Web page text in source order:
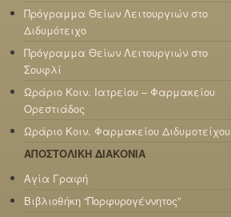
Πρόγραμμα Θείων Λειτουργιών στο
Διδυμότειχο
Πρόγραμμα Θείων Λειτουργιών στο
Σουφλί
Ωράριο Κοιν. Ιατρείου – Φαρμακείου
Ορεστιάδος
Ωράριο Κοιν. Φαρμακείου Διδυμοτείχου
ΑΠΟΣΤΟΛΙΚΗ ΔΙΑΚΟΝΙΑ
Αγία Γραφή
Βιβλιοθήκη “Πορφυρογέννητος”